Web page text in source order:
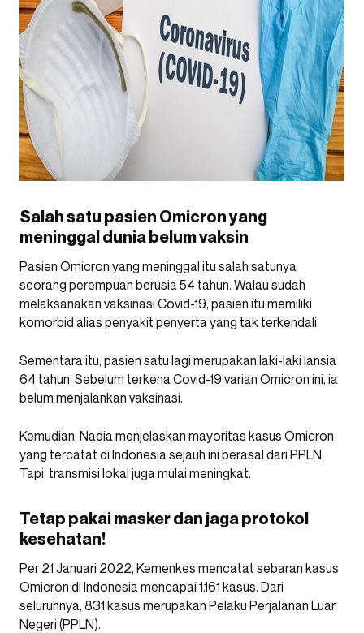
Salah satu pasien Omicron yang
meninggal dunia belum vaksin
Pasien Omicron yang meninggal itu salah satunya
seorang perempuan berusia 54 tahun. Walau sudah
melaksanakan vaksinasi Covid-19, pasien itu memiliki
komorbid alias penyakit penyerta yang tak terkendali.
Sementara itu, pasien satu lagi merupakan laki-laki lansia
64 tahun. Sebelum terkena Covid-19 varian Omicron ini, ia
belum menjalankan vaksinasi.
Kemudian, Nadia menjelaskan mayoritas kasus Omicron
yang tercatat di Indonesia sejauh ini berasal dari PPLN.
Tapi, transmisi lokal juga mulai meningkat.
Tetap pakai masker dan jaga protokol
kesehatan!
Per 21 Januari 2022, Kemenkes mencatat sebaran kasus
Omicron di Indonesia mencapai 1.161 kasus. Dari
seluruhnya, 831 kasus merupakan Pelaku Perjalanan Luar
Negeri (PPLN).